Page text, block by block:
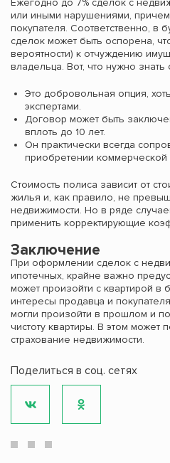
Ежегодно до 7% сделок с
или иными нарушениями,
покупателя. Соответственно, в
сделок может быть оспорена,
вероятности) к отчуждению
владельца. Вот, что нужно знать
Это добровольная опция,
экспертами.
Договор может быть
вплоть до 10 лет.
Он практически всегда
приобретении коммерческой
Стоимость полиса зависит от
жилья и, как правило, не
недвижимости. Но в ряде
применить корректирующие
Заключение
При оформлении сделок с
ипотечных, крайне важно
может произойти с квартирой в
интересы продавца и
могли произойти в прошлом и
чистоту квартиры. В этом может
страхование недвижимости.
Поделиться в соц. сетях